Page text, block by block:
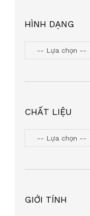
HÌNH DẠNG
CHẤT LIỆU
GIỚI TÍNH